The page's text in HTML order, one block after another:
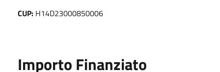
CUP: H14D23000850006
Importo Finanziato